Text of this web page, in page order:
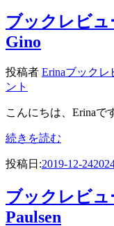
ブックレビュ
Gino
投稿者 Erinaブックレ
ント
こんにちは、Erina
続きを読む
投稿日:2019-12-24
ブックレビュ
Paulsen